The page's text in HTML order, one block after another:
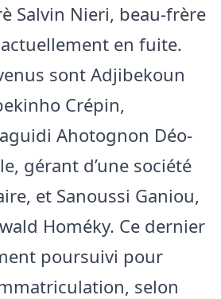
Salvin Nieri, beau-frère
actuellement en fuite.
sont Adjibekoun
Crépin,
Ahotognon Déo-
gérant d’une société
et Sanoussi Ganiou,
Homéky. Ce dernier
poursuivi pour
selon